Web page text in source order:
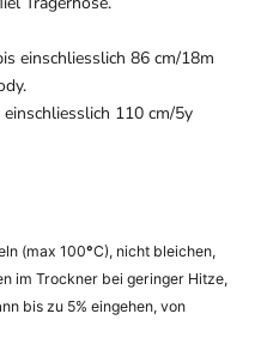
einschliesslich 86 cm/18m
110 cm/5y
(max 100°C), nicht bleichen,
im Trockner bei geringer Hitze,
bis zu 5% eingehen, von